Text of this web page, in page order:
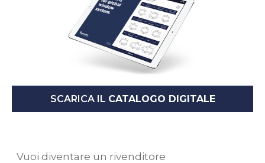
SCARICA IL CATALOGO DIGITALE
Vuoi diventare un rivenditore